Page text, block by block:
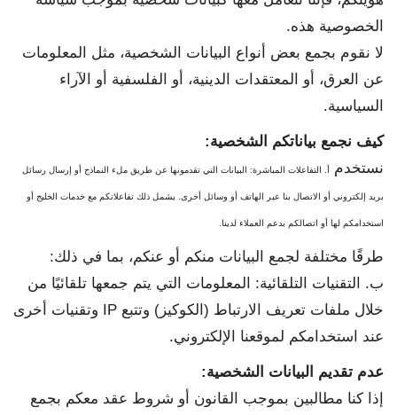
الخصوصية هذه.
لا نقوم بجمع بعض أنواع البيانات الشخصية، مثل المعلومات
عن العرق، أو المعتقدات الدينية، أو الفلسفية أو الآراء
السياسية.
كيف نجمع بياناتكم الشخصية:
نستخدم
أ. التفاعلات المباشرة: البيانات التي تقدمونها عن طريق ملء النماذج أو إرسال رسائل
بريد إلكتروني أو الاتصال بنا عبر الهاتف أو وسائل أخرى. يشمل ذلك تفاعلاتكم مع خدمات الخليج أو
استخدامكم لها أو اتصالكم بدعم العملاء لدينا.
طرقًا مختلفة لجمع البيانات منكم أو عنكم، بما في ذلك:
ب. التقنيات التلقائية: المعلومات التي يتم جمعها تلقائيًا من
خلال ملفات تعريف الارتباط (الكوكيز) وتتبع IP وتقنيات أخرى
عند استخدامكم لموقعنا الإلكتروني.
عدم تقديم البيانات الشخصية:
إذا كنا مطالبين بموجب القانون أو شروط عقد معكم بجمع